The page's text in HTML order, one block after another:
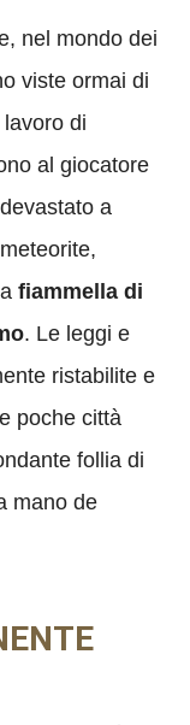
nel mondo dei
viste ormai di
di
al giocatore
a
fiammella di
. Le leggi e
ristabilite e
poche città
follia di
mano de